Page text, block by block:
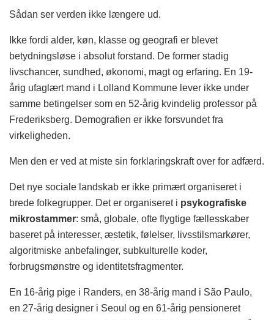
Sådan ser verden ikke længere ud.
Ikke fordi alder, køn, klasse og geografi er blevet
betydningsløse i absolut forstand. De former stadig
livschancer, sundhed, økonomi, magt og erfaring. En 19-
årig ufaglært mand i Lolland Kommune lever ikke under
samme betingelser som en 52-årig kvindelig professor på
Frederiksberg. Demografien er ikke forsvundet fra
virkeligheden.
Men den er ved at miste sin forklaringskraft over for adfærd.
Det nye sociale landskab er ikke primært organiseret i
brede folkegrupper. Det er organiseret i psykografiske
mikrostammer: små, globale, ofte flygtige fællesskaber
baseret på interesser, æstetik, følelser, livsstilsmarkører,
algoritmiske anbefalinger, subkulturelle koder,
forbrugsmønstre og identitetsfragmenter.
En 16-årig pige i Randers, en 38-årig mand i São Paulo,
en 27-årig designer i Seoul og en 61-årig pensioneret